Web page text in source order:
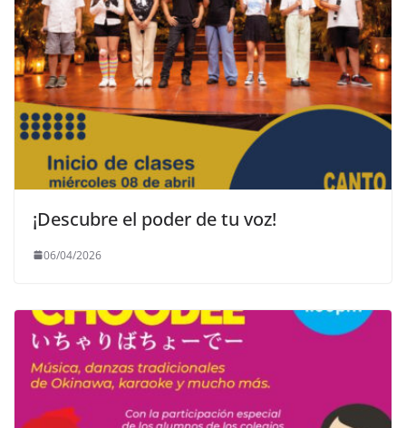
¡Descubre el poder de tu voz!
06/04/2026